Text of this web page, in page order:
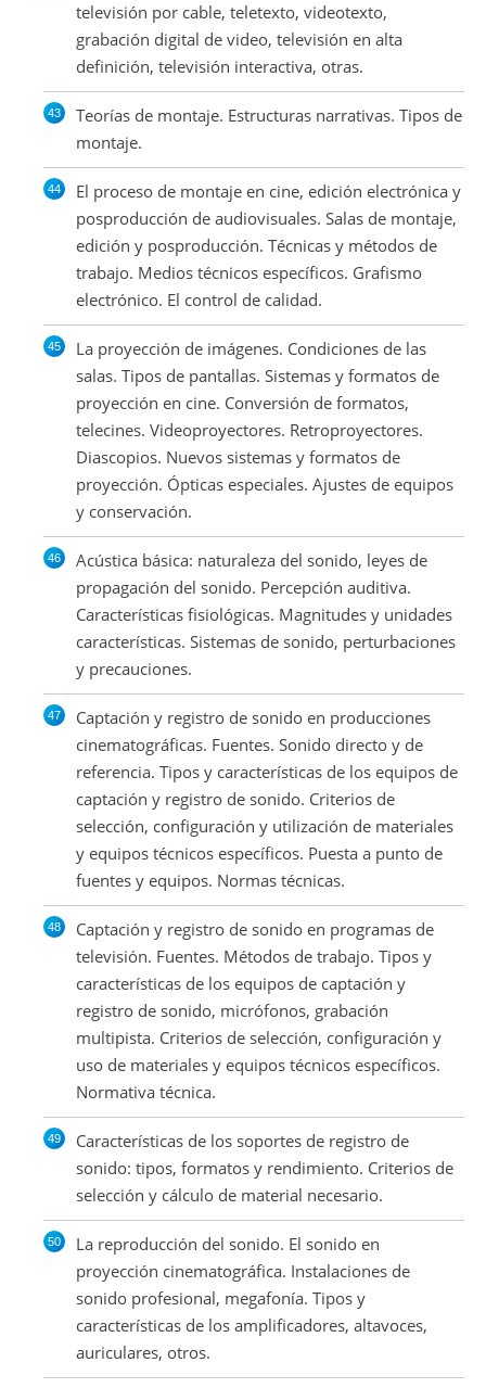
televisión por cable, teletexto, videotexto,
grabación digital de video, televisión en alta
definición, televisión interactiva, otras.
Teorías de montaje. Estructuras narrativas. Tipos de
montaje.
El proceso de montaje en cine, edición electrónica y
posproducción de audiovisuales. Salas de montaje,
edición y posproducción. Técnicas y métodos de
trabajo. Medios técnicos específicos. Grafismo
electrónico. El control de calidad.
La proyección de imágenes. Condiciones de las
salas. Tipos de pantallas. Sistemas y formatos de
proyección en cine. Conversión de formatos,
telecines. Videoproyectores. Retroproyectores.
Diascopios. Nuevos sistemas y formatos de
proyección. Ópticas especiales. Ajustes de equipos
y conservación.
Acústica básica: naturaleza del sonido, leyes de
propagación del sonido. Percepción auditiva.
Características fisiológicas. Magnitudes y unidades
características. Sistemas de sonido, perturbaciones
y precauciones.
Captación y registro de sonido en producciones
cinematográficas. Fuentes. Sonido directo y de
referencia. Tipos y características de los equipos de
captación y registro de sonido. Criterios de
selección, configuración y utilización de materiales
y equipos técnicos específicos. Puesta a punto de
fuentes y equipos. Normas técnicas.
Captación y registro de sonido en programas de
televisión. Fuentes. Métodos de trabajo. Tipos y
características de los equipos de captación y
registro de sonido, micrófonos, grabación
multipista. Criterios de selección, configuración y
uso de materiales y equipos técnicos específicos.
Normativa técnica.
Características de los soportes de registro de
sonido: tipos, formatos y rendimiento. Criterios de
selección y cálculo de material necesario.
La reproducción del sonido. El sonido en
proyección cinematográfica. Instalaciones de
sonido profesional, megafonía. Tipos y
características de los amplificadores, altavoces,
auriculares, otros.